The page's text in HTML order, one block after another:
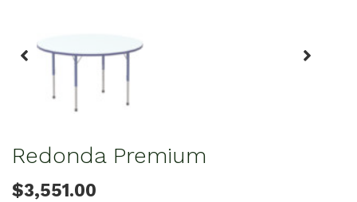
Redonda Premium
$3,551.00